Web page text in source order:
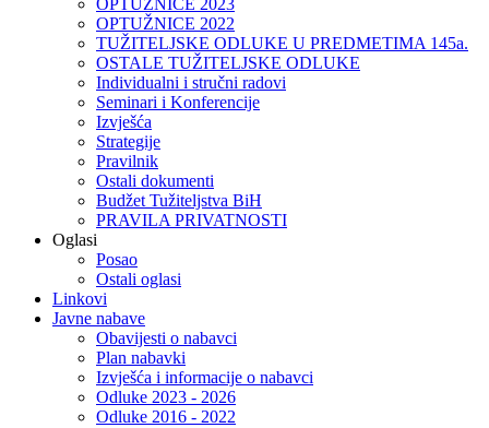
OPTUŽNICE 2023
OPTUŽNICE 2022
TUŽITELJSKE ODLUKE U PREDMETIMA 145a.
OSTALE TUŽITELJSKE ODLUKE
Individualni i stručni radovi
Seminari i Konferencije
Izvješća
Strategije
Pravilnik
Ostali dokumenti
Budžet Tužiteljstva BiH
PRAVILA PRIVATNOSTI
Oglasi
Posao
Ostali oglasi
Linkovi
Javne nabave
Obavijesti o nabavci
Plan nabavki
Izvješća i informacije o nabavci
Odluke 2023 - 2026
Odluke 2016 - 2022